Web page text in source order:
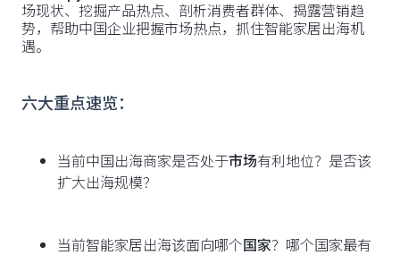
场现状、挖掘产品热点、剖析消费者群体、揭露营销趋
势，帮助中国企业把握市场热点，抓住智能家居出海机
遇。
六大重点速览：
当前中国出海商家是否处于市场有利地位？是否该
扩大出海规模？
当前智能家居出海该面向哪个国家？哪个国家最有